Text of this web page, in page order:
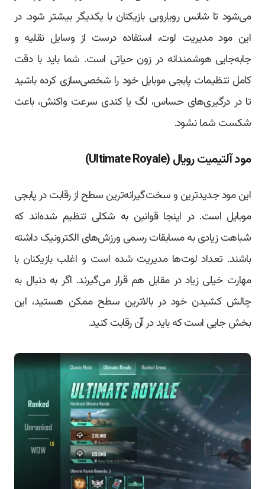
می‌شود تا شانس رویارویی بازیکنان با یکدیگر بیشتر شود. در
این مود مدیریت لوت، استفاده درست از وسایل نقلیه و
جابه‌جایی هوشمندانه در زون حیاتی است. شما باید با دقت
کامل تنظیمات پابجی موبایل خود را شخصی‌سازی کرده باشید
تا در درگیری‌های حساس، لگ یا کندی سرعت واکنش، باعث
شکست شما نشود.
مود آلتیمیت رویال (Ultimate Royale)
این مود جدیدترین و سخت‌گیرانه‌ترین سطح از رقابت در پابجی
موبایل است. در اینجا قوانین به شکلی تنظیم شده‌اند که
شباهت زیادی به مسابقات رسمی ورزش‌های الکترونیک داشته
باشند. تعداد لوت‌ها مدیریت شده است و اغلب بازیکنان با
مهارت خیلی زیاد در مقابل هم قرار می‌گیرند. اگر به دنبال به
چالش کشیدن خود در بالاترین سطح ممکن هستید، این
بخش جایی است که باید در آن رقابت کنید.